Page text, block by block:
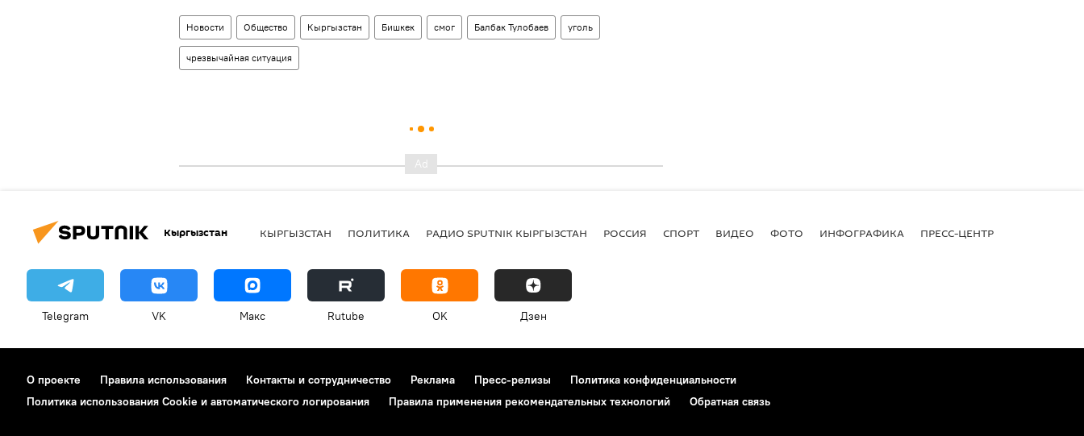
Новости Общество Кыргызстан Бишкек смог Балбак Тулобаев уголь
чрезвычайная ситуация
Кыргызстан КЫРГЫЗСТАН ПОЛИТИКА РАДИО SPUTNIK КЫРГЫЗСТАН РОССИЯ СПОРТ ВИДЕО ФОТО ИНФОГРАФИКА ПРЕСС-ЦЕНТР
Telegram VK Макс Rutube OK Дзен
О проекте Правила использования Контакты и сотрудничество Реклама Пресс-релизы
Политика конфиденциальности
Политика использования Cookie и автоматического логирования
Правила применения рекомендательных технологий Обратная связь